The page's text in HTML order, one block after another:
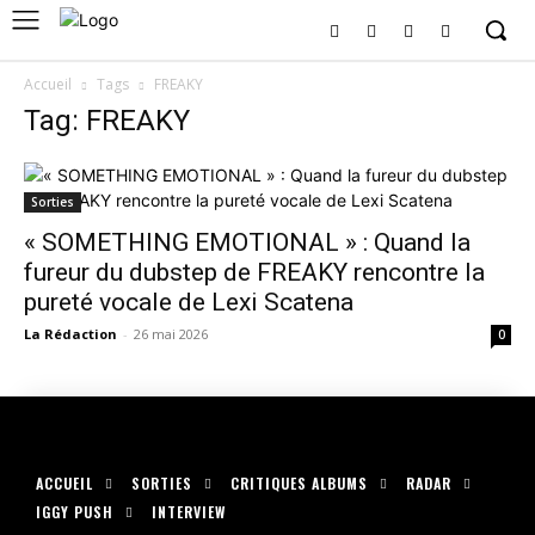
Accueil Tags FREAKY
Tag: FREAKY
Sorties
« SOMETHING EMOTIONAL » : Quand la
fureur du dubstep de FREAKY rencontre la
pureté vocale de Lexi Scatena
La Rédaction - 26 mai 2026 0
ACCUEIL SORTIES CRITIQUES ALBUMS
RADAR
IGGY PUSH
INTERVIEW